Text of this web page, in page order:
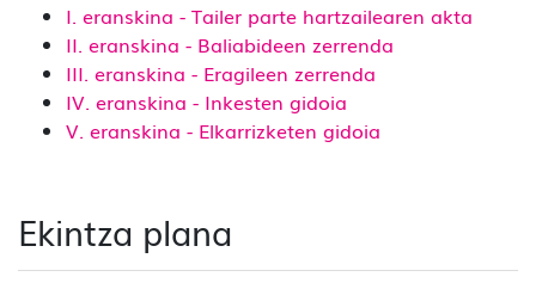
I. eranskina - Tailer parte hartzailearen akta
II. eranskina - Baliabideen zerrenda
III. eranskina - Eragileen zerrenda
IV. eranskina - Inkesten gidoia
V. eranskina - Elkarrizketen gidoia
Ekintza plana